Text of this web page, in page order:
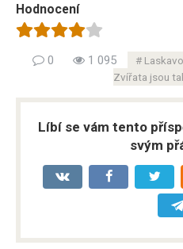
Hodnocení
0 1 095
Zvířata jsou
Líbí se vám tento
svým